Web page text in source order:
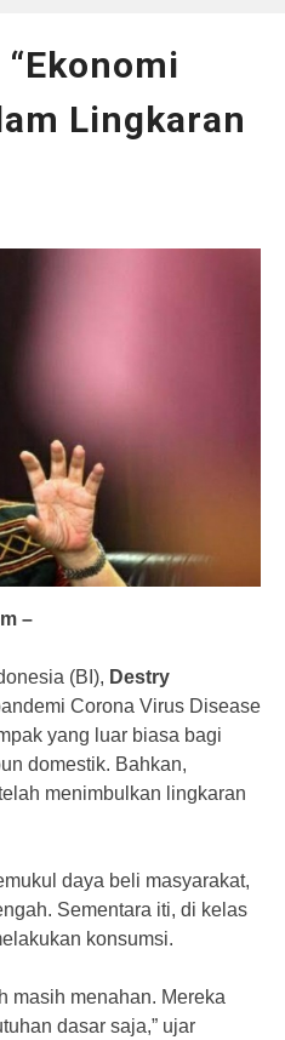
Lingkaran
–
(BI), Destry
Corona Virus Disease
yang luar biasa bagi
domestik. Bahkan,
menimbulkan lingkaran
daya beli masyarakat,
Sementara iti, di kelas
konsumsi.
masih menahan. Mereka
dasar saja,” ujar